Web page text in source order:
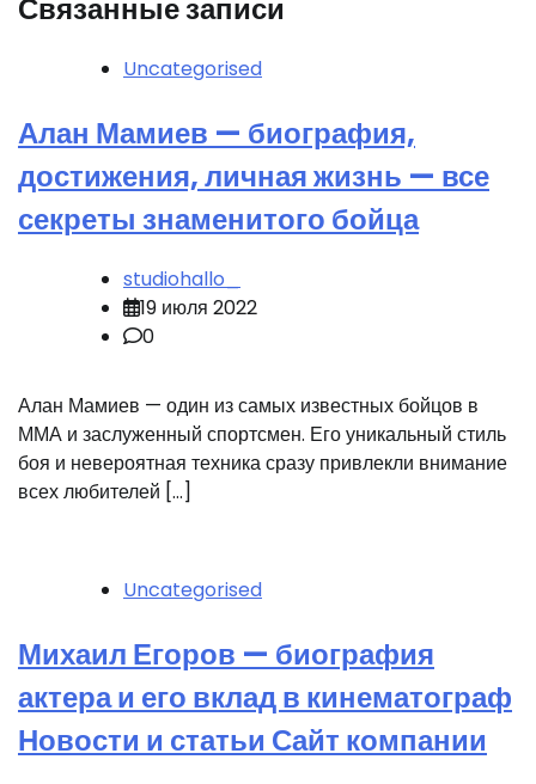
Связанные записи
Uncategorised
Алан Мамиев — биография,
достижения, личная жизнь — все
секреты знаменитого бойца
studiohallo_
19 июля 2022
0
Алан Мамиев — один из самых известных бойцов в
ММА и заслуженный спортсмен. Его уникальный стиль
боя и невероятная техника сразу привлекли внимание
всех любителей […]
Uncategorised
Михаил Егоров — биография
актера и его вклад в кинематограф
Новости и статьи Сайт компании